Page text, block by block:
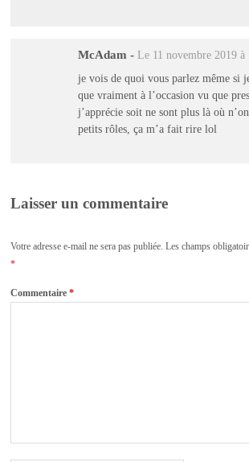
McAdam - Le 11 novembre 2019 à
je vois de quoi vous parlez même si
que vraiment à l’occasion vu que
j’apprécie soit ne sont plus là où
petits rôles, ça m’a fait rire lol
Laisser un commentaire
Votre adresse e-mail ne sera pas publiée. Les champs
*
Commentaire*